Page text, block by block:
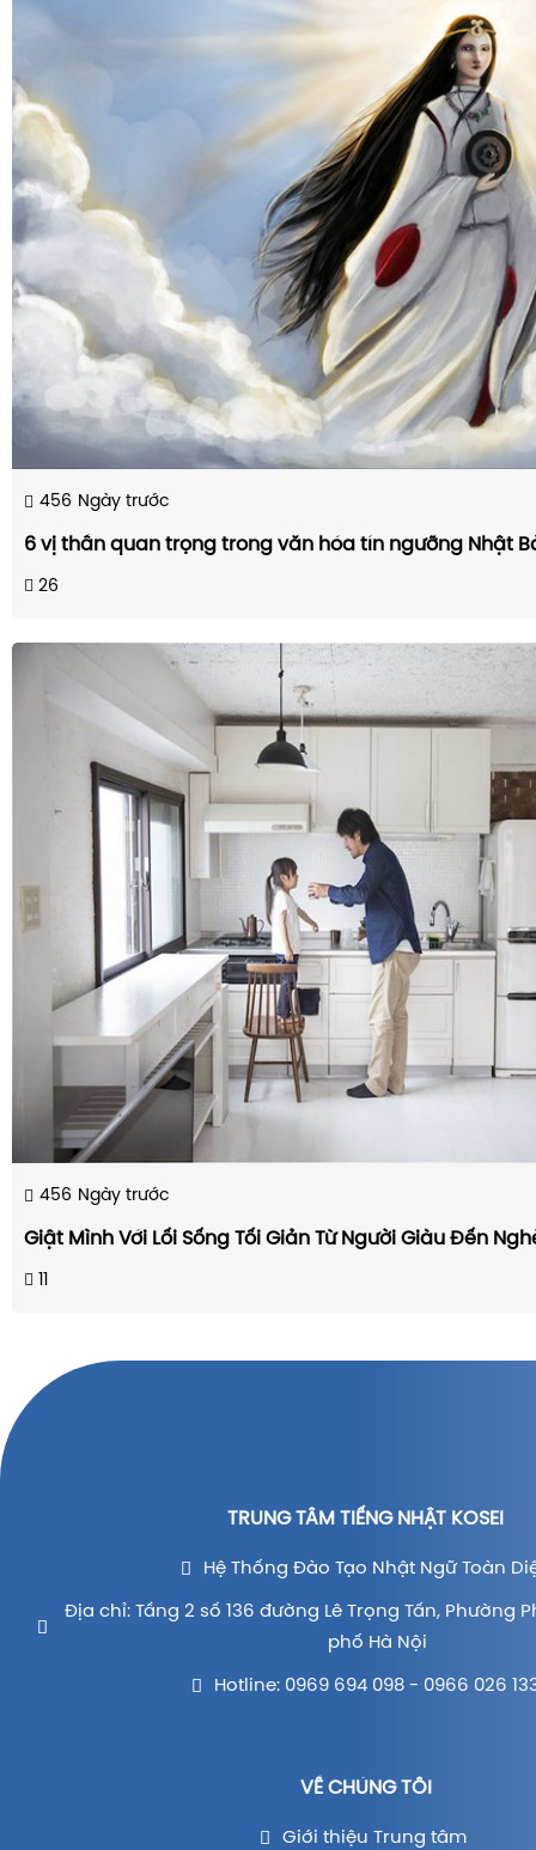
456 Ngày trước
6 vị thần quan trọng trong văn hóa tín ngưỡng Nhật
26
456 Ngày trước
Giật Mình Với Lối Sống Tối Giản Từ Người Giàu Đến
11
TRUNG TÂM TIẾNG NHẬT KOSEI
Hệ Thống Đào Tạo Nhật Ngữ Toàn
Địa chỉ: Tầng 2 số 136 đường Lê Trọng Tấn, Phường
phố Hà Nội
Hotline: 0969 694 098 - 0966 026
VỀ CHÚNG TÔI
Giới thiệu Trung tâm